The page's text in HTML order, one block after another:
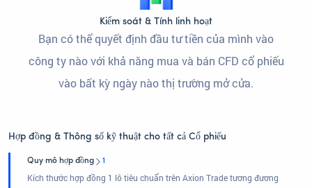
Kiểm soát & Tính linh hoạt
Bạn có thể quyết định đầu tư tiền của mình vào
công ty nào với khả năng mua và bán CFD cổ phiếu
vào bất kỳ ngày nào thị trường mở cửa.
Hợp đồng & Thông số kỹ thuật cho tất cả Cổ phiếu
Quy mô hợp đồng 1
Kích thước hợp đồng 1 lô tiêu chuẩn trên Axion Trade tương đương